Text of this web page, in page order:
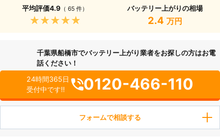
平均評価4.9 （ 65 件）
★★★★★
バッテリー上がりの相場
2.4 万円
千葉県船橋市でバッテリー上がり業者をお探しの方はお電
話ください！
24時間365日
受付中です!!
0120-466-110
フォームで相談する